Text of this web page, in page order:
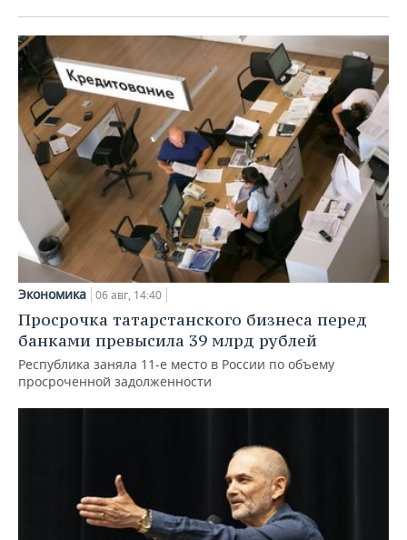
Экономика 06 авг, 14:40
Просрочка татарстанского бизнеса перед
банками превысила 39 млрд рублей
Республика заняла 11-е место в России по объему
просроченной задолженности